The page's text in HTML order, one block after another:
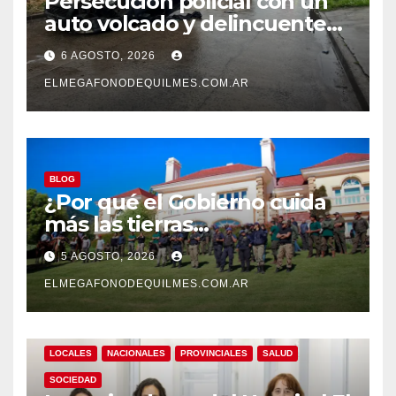
auto volcado y delincuentes
detenidos en San Francisco
Solano
6 AGOSTO, 2026
ELMEGAFONODEQUILMES.COM.AR
BLOG
¿Por qué el Gobierno cuida
más las tierras
extranjerizadas que el
patrimonio de todos los
argentinos?
5 AGOSTO, 2026
ELMEGAFONODEQUILMES.COM.AR
LOCALES NACIONALES PROVINCIALES SALUD
SOCIEDAD